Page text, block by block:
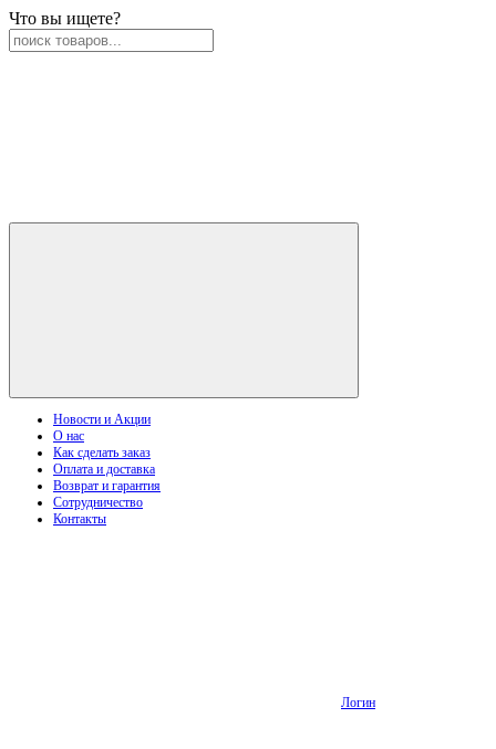
Что вы ищете?
Новости и Акции
О нас
Как сделать заказ
Оплата и доставка
Возврат и гарантия
Сотрудничество
Контакты
Логин